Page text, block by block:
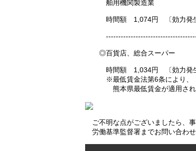
舶用機関製造業
時間額 1,074円 〔効力発生
◎百貨店、総合スーパー
時間額 1,034円 〔効力発生
※最低賃金法第6条により、
熊本県最低賃金が適用され
ご不明な点がございましたら、
労働基準監督署までお問い合わせ